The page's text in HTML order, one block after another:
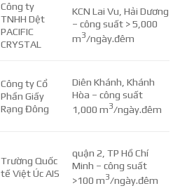
Công ty
TNHH Dệt
PACIFIC
CRYSTAL
KCN Lai Vu, Hải Dương
– công suất > 5,000
m3/ngày.đêm
Công ty Cổ
Phần Giấy
Rạng Đông
Diên Khánh, Khánh
Hòa – công suất
1,000 m3/ngày.đêm
Trường Quốc
tế Việt Úc AIS
quận 2, TP Hồ Chí
Minh – công suất
>100 m3/ngày.đêm